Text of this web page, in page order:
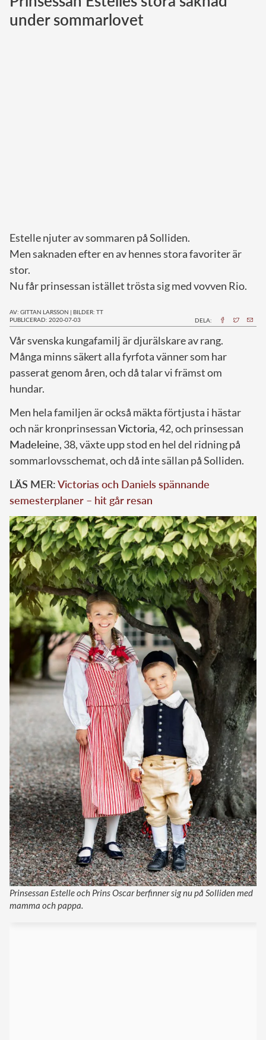
Norska kungahuset
under sommarlovet
Estelle njuter av sommaren på Solliden.
Men saknaden efter en av hennes stora favoriter är
stor.
Nu får prinsessan istället trösta sig med vovven Rio.
AV: GITTAN LARSSON | BILDER: TT
PUBLICERAD: 2020-07-03
DELA:
Vår svenska kungafamilj är djurälskare av rang.
Många minns säkert alla fyrfota vänner som har
passerat genom åren, och då talar vi främst om
hundar.
Men hela familjen är också mäkta förtjusta i hästar
och när kronprinsessanVictoria,42, och prinsessan
Madeleine, 38, växte upp stod en hel del ridning på
sommarlovsschemat, och då inte sällan på Solliden.
LÄS MER:Victorias och Daniels spännande
semesterplaner – hit går resan
Prinsessan Estelle och Prins Oscar berfinner sig nu på Solliden med
mamma och pappa.